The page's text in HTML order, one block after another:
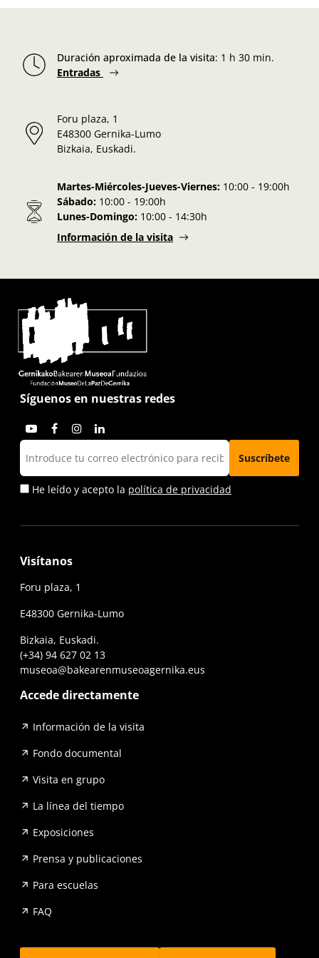
Duración aproximada de la visita: 1 h 30 min.
Entradas
Foru plaza, 1
E48300 Gernika-Lumo
Bizkaia, Euskadi.
Martes-Miércoles-Jueves-Viernes: 10:00 - 19:00h
Sábado: 10:00 - 19:00h
Lunes-Domingo: 10:00 - 14:30h
Información de la visita
Síguenos en nuestras redes
He leído y acepto la política de privacidad
Visítanos
Foru plaza, 1
E48300 Gernika-Lumo
Bizkaia, Euskadi.
(+34) 94 627 02 13
museoa@bakearenmuseoagernika.eus
Accede directamente
Información de la visita
Fondo documental
Visita en grupo
La línea del tiempo
Exposiciones
Prensa y publicaciones
Para escuelas
FAQ